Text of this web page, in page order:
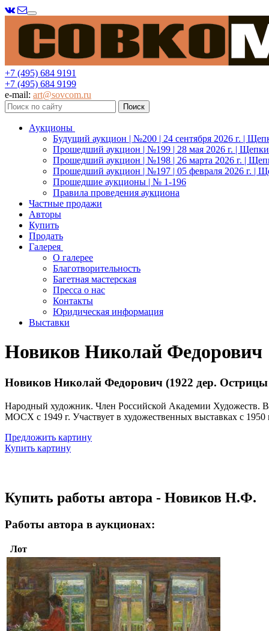
Меню
+7 (495) 684 9191
+7 (495) 684 9199
e-mail: art@sovcom.ru
Аукционы
Будущий аукцион | №200 | 24 сентября 2026 г. |
Прошедший аукцион | №199 | 28 мая 2026 г. |
Прошедший аукцион | №198 | 26 марта 2026 г. |
Прошедший аукцион | №197 | 05 февраля 2026 г. |
Прошедшие аукционы | № 1-196
Правила проведения аукциона
Частные продажи
Авторы
Купить
Продать
Галерея
О галерее
Благотворительность
Багетная мастерская
Пресса о нас
Контакты
Юридическая информация
Выставки
Новиков Николай Федорович
Новиков Николай Федорович (1922 дер.
Народный художник. Член Российской Академии
МОСХ с 1949 г. Участвует в художественных выставках с
Предложить картину
Купить картину
Купить работы автора - Новиков Н.Ф.
Работы автора в аукционах:
Лот